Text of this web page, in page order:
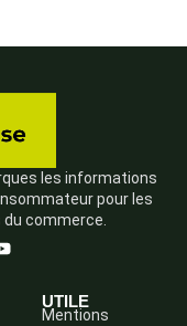
les informations
pour les
du commerce.
UTILE
Mentions